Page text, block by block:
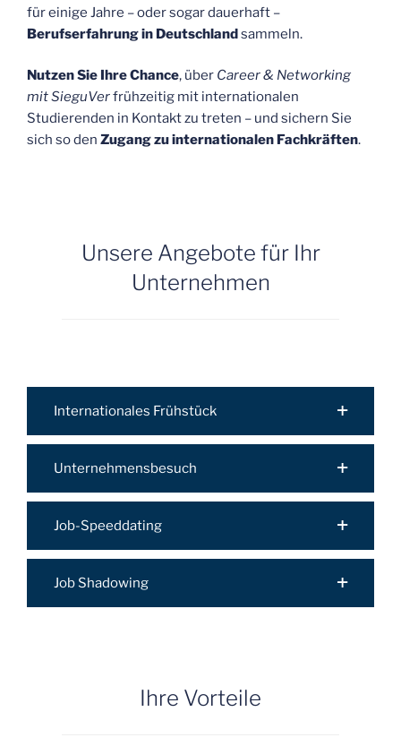
für einige Jahre – oder sogar dauerhaft –
Berufserfahrung in Deutschlandsammeln.
Nutzen Sie Ihre Chance, über Career & Networking
mit SieguVerfrühzeitig mit internationalen
Studierenden in Kontakt zu treten – und sichern Sie
sich so den Zugang zu internationalen Fachkräften.
Unsere Angebote für Ihr
Unternehmen
Internationales Frühstück
Unternehmensbesuch
Job-Speeddating
Job Shadowing
Ihre Vorteile